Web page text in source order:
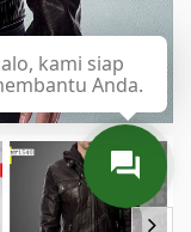
kami siap
Anda.